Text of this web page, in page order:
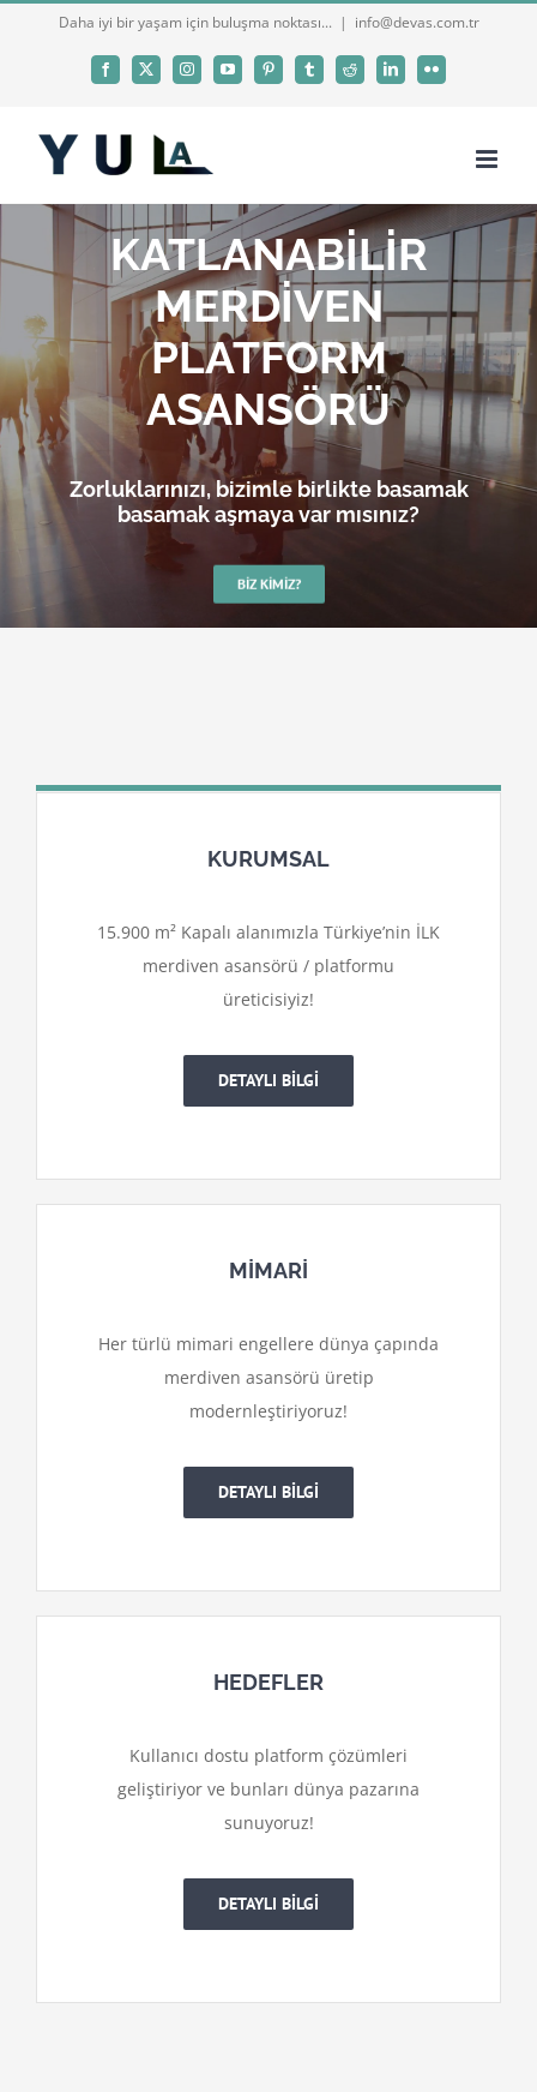
Daha iyi bir yaşam için buluşma noktası... | info@devas.com.tr
Facebook
X InstagramYouTubePinterestTumblrReddit LinkedInFlickr
KATLANABİLİR
MERDİVEN
PLATFORM
ASANSÖRÜ
Zorluklarınızı, bizimle birlikte basamak
basamak aşmaya var mısınız?
BIZ KIMIZ?
KURUMSAL
15.900 m² Kapalı alanımızla Türkiye’nin İLK
merdiven asansörü / platformu
üreticisiyiz!
DETAYLI BİLGİ
MİMARİ
Her türlü mimari engellere dünya çapında
merdiven asansörü üretip
modernleştiriyoruz!
DETAYLI BİLGİ
HEDEFLER
Kullanıcı dostu platform çözümleri
geliştiriyor ve bunları dünya pazarına
sunuyoruz!
DETAYLI BİLGİ